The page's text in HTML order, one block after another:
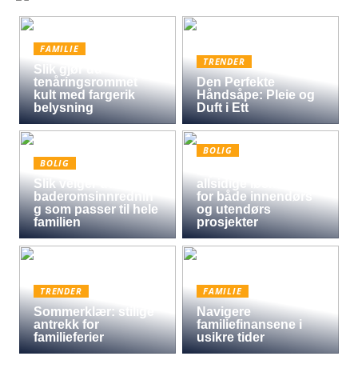
FAMILIE
Slik gjør du
tenåringsrommet
kult med fargerik
belysning
TRENDER
Den Perfekte
Håndsåpe: Pleie og
Duft i Ett
BOLIG
Slik velger du
baderomsinnrednin
g som passer til hele
familien
BOLIG
allsidige løsningen
for både innendørs
og utendørs
prosjekter
TRENDER
Sommerklær: stilige
antrekk for
familieferier
FAMILIE
Navigere
familiefinansene i
usikre tider